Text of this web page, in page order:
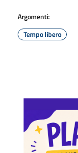
Argomenti:
Tempo libero